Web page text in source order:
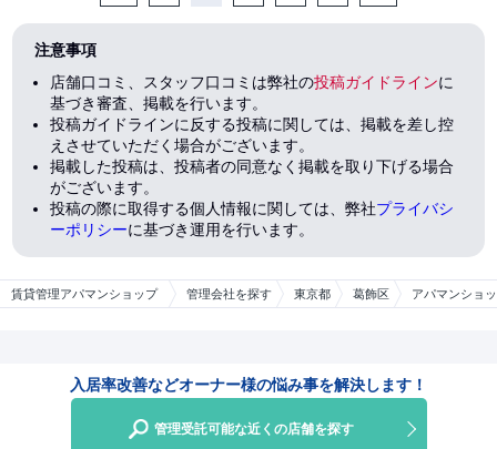
賃貸管理アパマンショップ 管理会社を探す 東京都 葛飾区 アパマンショ
注意事項
店舗口コミ、スタッフ口コミは弊社の投稿ガイドラインに
基づき審査、掲載を行います。
投稿ガイドラインに反する投稿に関しては、掲載を差し控
えさせていただく場合がございます。
掲載した投稿は、投稿者の同意なく掲載を取り下げる場合
がございます。
投稿の際に取得する個人情報に関しては、弊社プライバシ
ーポリシーに基づき運用を行います。
入居率改善などオーナー様の悩み事を解決します！
管理受託可能な近くの店舗を探す